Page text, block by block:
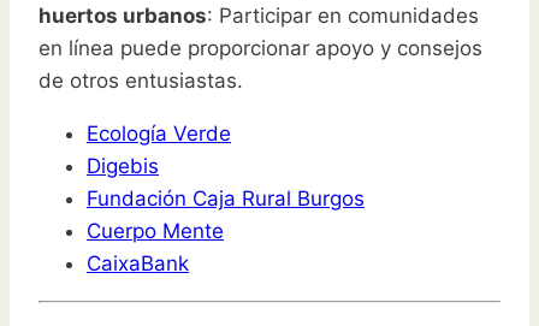
huertos urbanos: Participar en comunidades
en línea puede proporcionar apoyo y consejos
de otros entusiastas.
Ecología Verde
Digebis
Fundación Caja Rural Burgos
Cuerpo Mente
CaixaBank